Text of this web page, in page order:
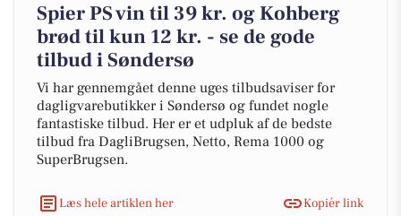
Spier PS vin til 39 kr. og Kohberg
brød til kun 12 kr. - se de gode
tilbud i Søndersø
Vi har gennemgået denne uges tilbudsaviser for
dagligvarebutikker i Søndersø og fundet nogle
fantastiske tilbud. Her er et udpluk af de bedste
tilbud fra DagliBrugsen, Netto, Rema 1000 og
SuperBrugsen.
Læs hele artiklen her Kopiér link